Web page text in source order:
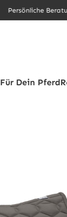
Persönliche
Für Dein Pferd